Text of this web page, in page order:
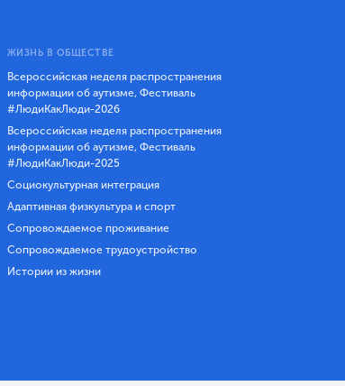
ЖИЗНЬ В ОБЩЕСТВЕ
Всероссийская неделя распространения
информации об аутизме, Фестиваль
#ЛюдиКакЛюди-2026
Всероссийская неделя распространения
информации об аутизме, Фестиваль
#ЛюдиКакЛюди-2025
Социокультурная интеграция
Адаптивная физкультура и спорт
Сопровождаемое проживание
Сопровождаемое трудоустройство
Истории из жизни